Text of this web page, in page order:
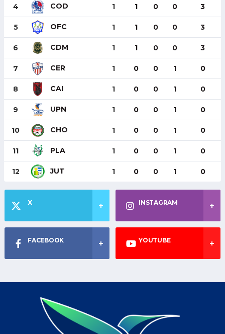
4 COD 1 1 0 0 3
5 OFC 1 1 0 0 3
6 CDM 1 1 0 0 3
7 CER 1 0 0 1 0
8 CAI 1 0 0 1 0
9 UPN 1 0 0 1 0
10 CHO 1 0 0 1 0
11 PLA 1 0 0 1 0
12 JUT 1 0 0 1 0
X INSTAGRAM
FACEBOOK YOUTUBE